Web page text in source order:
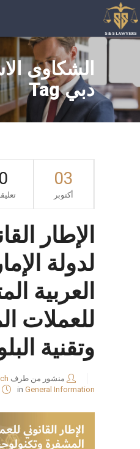
الشكاوى
دبي Tag
03
أكتوبر
0
الإطار
لدولة
العربية
للعملات
وتقنية
منشور من طرف
in General Information